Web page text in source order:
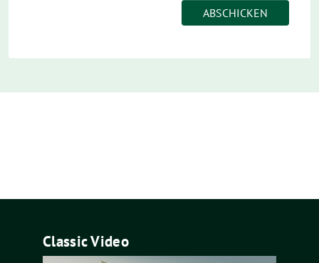
Classic Video